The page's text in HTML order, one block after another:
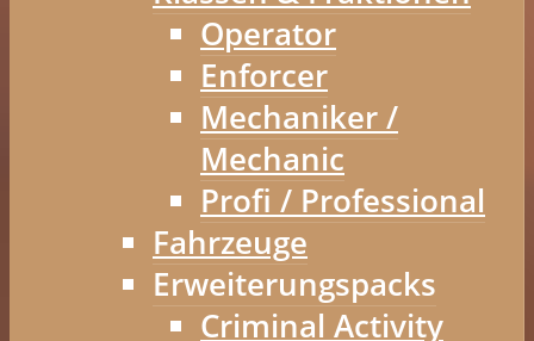
Operator
Enforcer
Mechaniker /
Mechanic
Profi / Professional
Fahrzeuge
Erweiterungspacks
Criminal Activity